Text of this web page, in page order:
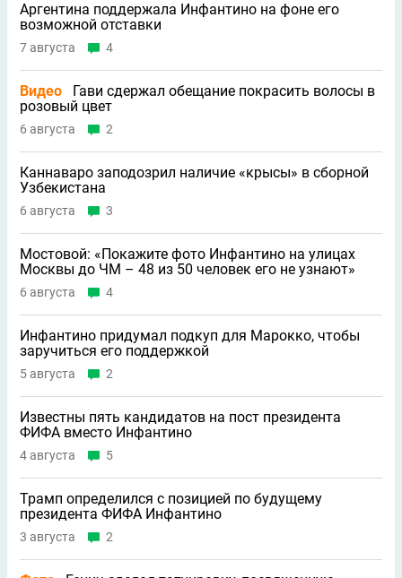
Аргентина поддержала Инфантино на фоне его
возможной отставки
7 августа 4
Видео
Гави сдержал обещание покрасить волосы в
розовый цвет
6 августа 2
Каннаваро заподозрил наличие «крысы» в сборной
Узбекистана
6 августа 3
Мостовой: «Покажите фото Инфантино на улицах
Москвы до ЧМ – 48 из 50 человек его не узнают»
6 августа 4
Инфантино придумал подкуп для Марокко, чтобы
заручиться его поддержкой
5 августа 2
Известны пять кандидатов на пост президента
ФИФА вместо Инфантино
4 августа 5
Трамп определился с позицией по будущему
президента ФИФА Инфантино
3 августа 2